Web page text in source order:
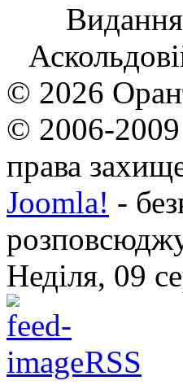
© 2026
© 2006-2009
права
Joomla! -
Неділя, 09
RSS